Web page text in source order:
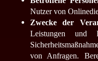
Nutzer von
Zwecke der
Leistungen und
von Anfragen.